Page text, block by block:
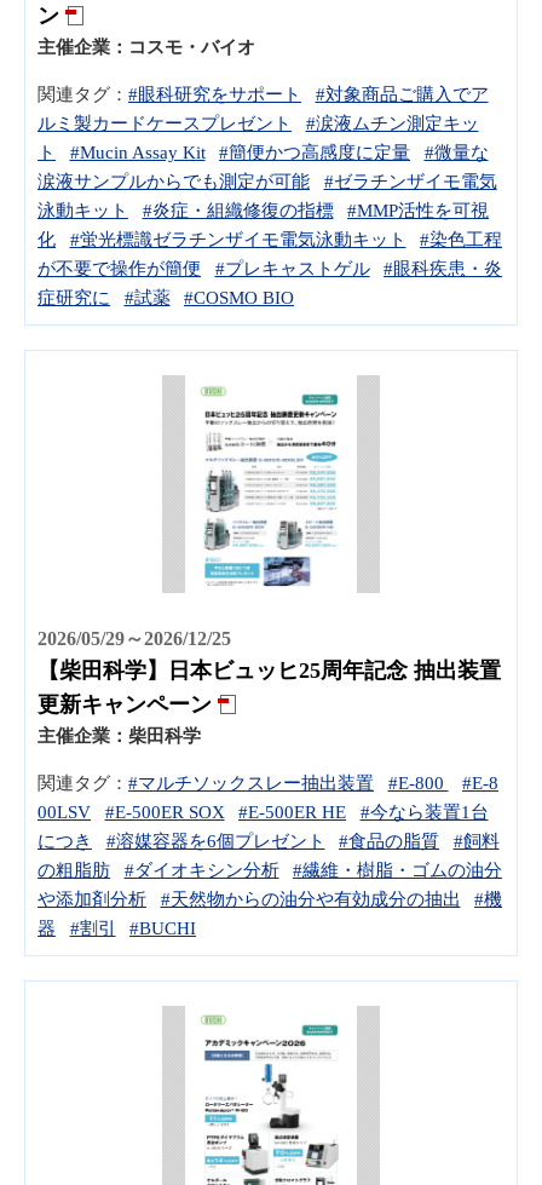
ン
主催企業： コスモ・バイオ
関連タグ： #眼科研究をサポート
#対象商品ご購入でア
ルミ製カードケースプレゼント
#涙液ムチン測定キッ
ト
#Mucin Assay Kit #簡便かつ高感度に定量
#微量な
涙液サンプルからでも測定が可能
#ゼラチンザイモ電気
泳動キット
#炎症・組織修復の指標
#MMP活性を可視
化
#蛍光標識ゼラチンザイモ電気泳動キット
#染色工程
が不要で操作が簡便
#プレキャストゲル
#眼科疾患・炎
症研究に
#試薬 #COSMO BIO
2026/05/29～2026/12/25
【柴田科学】日本ビュッヒ25周年記念 抽出装置
更新キャンペーン
主催企業： 柴田科学
関連タグ： #マルチソックスレー抽出装置 #E-800
#E-8
00LSV
#E-500ER SOX #E-500ER HE
#今なら装置1台
につき
#溶媒容器を6個プレゼント #食品の脂質
#飼料
の粗脂肪
#ダイオキシン分析
#繊維・樹脂・ゴムの油分
や添加剤分析
#天然物からの油分や有効成分の抽出
#機
器
#割引 #BUCHI